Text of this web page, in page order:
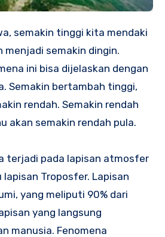
menjadi semakin dingin.
ini bisa dijelaskan dengan
Semakin bertambah tinggi,
rendah. Semakin rendah
akan semakin rendah pula.
terjadi pada lapisan atmosfer
Troposfer. Lapisan
yang meliputi 90% dari
yang langsung
manusia. Fenomena